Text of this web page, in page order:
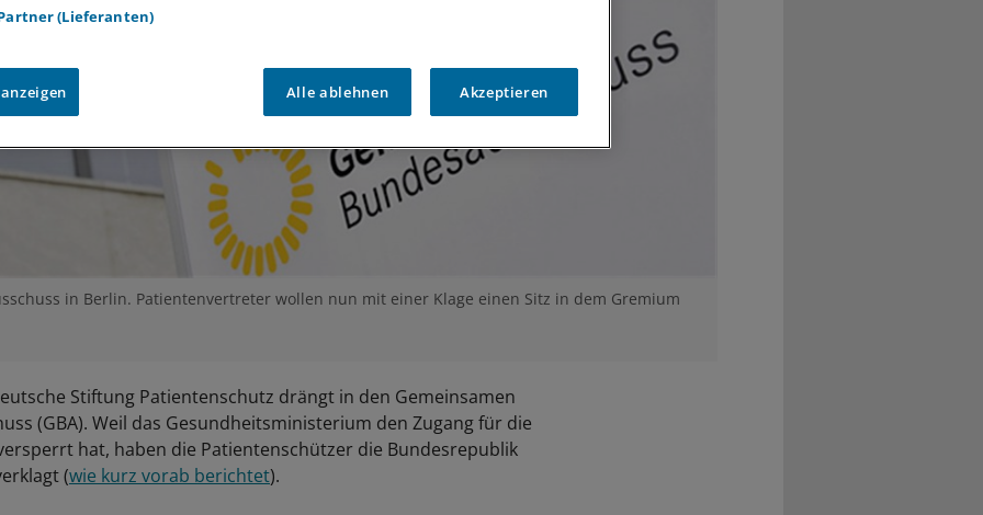
in Berlin. Patientenvertreter wollen nun mit einer Klage einen Sitz in dem Gremium
Stiftung Patientenschutz drängt in den Gemeinsamen
(GBA). Weil das Gesundheitsministerium den Zugang für die
hat, haben die Patientenschützer die Bundesrepublik
(wie kurz vorab berichtet).
(Lieferanten)
Alle ablehnen Akzeptieren